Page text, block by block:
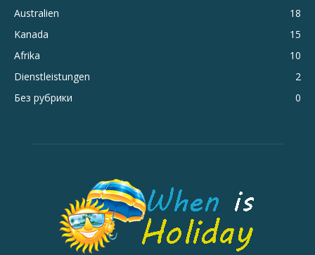
Australien
18
Kanada
15
Afrika
10
Dienstleistungen
2
Без рубрики
0